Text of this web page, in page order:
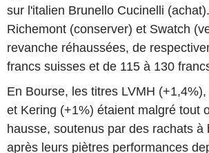
sur l'italien Brunello Cucinelli
Richemont (conserver) et Swatch
revanche réhaussées, de
francs suisses et de 115 à 130
En Bourse, les titres LVMH
et Kering (+1%) étaient malgré tout
hausse, soutenus par des rachats à
après leurs piètres performances